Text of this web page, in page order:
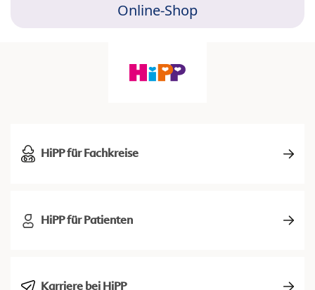
Online-Shop
HiPP für Fachkreise
HiPP für Patienten
Karriere bei HiPP